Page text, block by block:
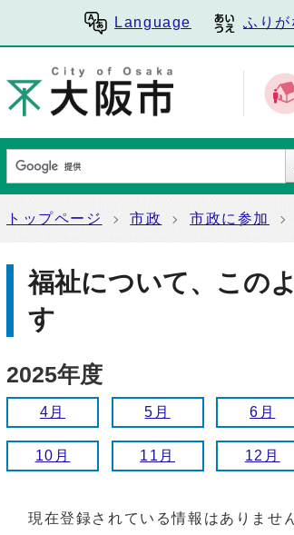
Language ふりが
トップページ 市政 市政に参加
福祉について、この
す
2025年度
4月 5月 6月
10月 11月 12月
現在登録されている情報はありませ